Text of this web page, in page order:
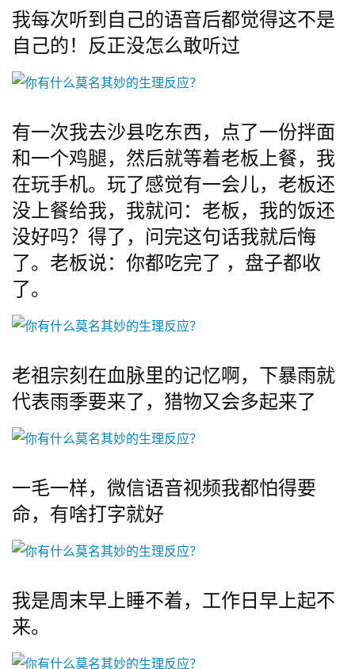
我每次听到自己的语音后都觉得这不是
自己的！反正没怎么敢听过
有一次我去沙县吃东西，点了一份拌面
和一个鸡腿，然后就等着老板上餐，我
在玩手机。玩了感觉有一会儿，老板还
没上餐给我，我就问：老板，我的饭还
没好吗？得了，问完这句话我就后悔
了。老板说：你都吃完了 ，盘子都收
了。
老祖宗刻在血脉里的记忆啊，下暴雨就
代表雨季要来了，猎物又会多起来了
一毛一样，微信语音视频我都怕得要
命，有啥打字就好
我是周末早上睡不着，工作日早上起不
来。